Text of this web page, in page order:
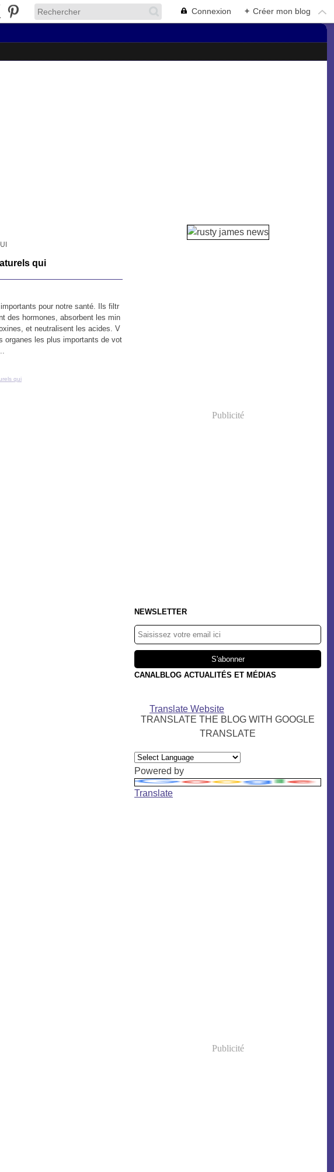
Connexion + Créer mon blog
qui
pour notre santé. Ils filtr
des hormones, absorbent les min
et neutralisent les acides. V
organes les plus importants de vot
qui
Publicité
NEWSLETTER
CANALBLOG ACTUALITÉS ET MÉDIAS
Translate Website
TRANSLATE THE BLOG WITH GOOGLE
TRANSLATE
Powered by
Translate
Publicité